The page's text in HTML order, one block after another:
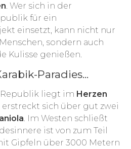
. Wer sich in der
für ein
einsetzt, kann nicht nur
sondern auch
Kulisse genießen.
Paradies...
liegt im Herzen
erstreckt sich über gut zwei
. Im Westen schließt
ist von zum Teil
Gipfeln über 3000 Metern